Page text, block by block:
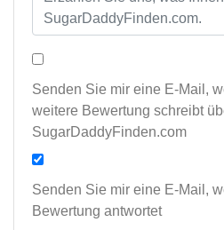
Senden Sie mir eine E-Mail,
weitere Bewertung schreibt
SugarDaddyFinden.com
Senden Sie mir eine E-Mail,
Bewertung antwortet